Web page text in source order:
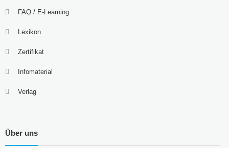
FAQ / E-Learning
Lexikon
Zertifikat
Infomaterial
Verlag
Über uns